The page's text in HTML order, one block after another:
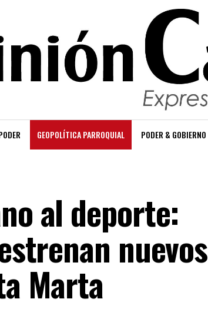
GEOPOLÍTICA PARROQUIAL PODER & GOBIERNO
al deporte:
nuevos
Marta